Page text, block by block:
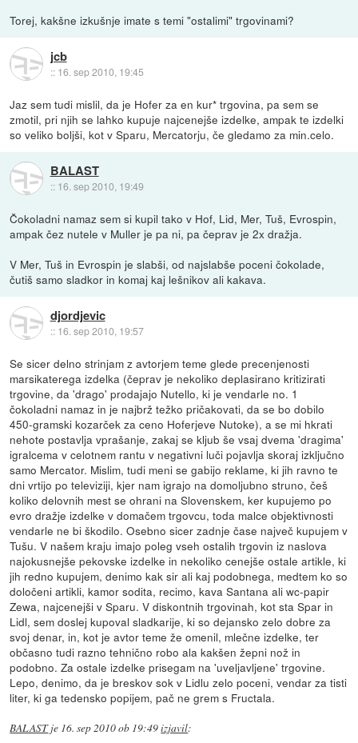
Torej, kakšne izkušnje imate s temi "ostalimi" trgovinami?
jcb
:: 16. sep 2010, 19:45
Jaz sem tudi mislil, da je Hofer za en kur* trgovina, pa sem se
zmotil, pri njih se lahko kupuje najcenejše izdelke, ampak te izdelki
so veliko boljši, kot v Sparu, Mercatorju, če gledamo za min.celo.
BALAST
:: 16. sep 2010, 19:49
Čokoladni namaz sem si kupil tako v Hof, Lid, Mer, Tuš, Evrospin,
ampak čez nutele v Muller je pa ni, pa čeprav je 2x dražja.
V Mer, Tuš in Evrospin je slabši, od najslabše poceni čokolade,
čutiš samo sladkor in komaj kaj lešnikov ali kakava.
djordjevic
:: 16. sep 2010, 19:57
Se sicer delno strinjam z avtorjem teme glede precenjenosti
marsikaterega izdelka (čeprav je nekoliko deplasirano kritizirati
trgovine, da 'drago' prodajajo Nutello, ki je vendarle no. 1
čokoladni namaz in je najbrž težko pričakovati, da se bo dobilo
450-gramski kozarček za ceno Hoferjeve Nutoke), a se mi hkrati
nehote postavlja vprašanje, zakaj se kljub še vsaj dvema 'dragima'
igralcema v celotnem rantu v negativni luči pojavlja skoraj izključno
samo Mercator. Mislim, tudi meni se gabijo reklame, ki jih ravno te
dni vrtijo po televiziji, kjer nam igrajo na domoljubno struno, češ
koliko delovnih mest se ohrani na Slovenskem, ker kupujemo po
evro dražje izdelke v domačem trgovcu, toda malce objektivnosti
vendarle ne bi škodilo. Osebno sicer zadnje čase največ kupujem v
Tušu. V našem kraju imajo poleg vseh ostalih trgovin iz naslova
najokusnejše pekovske izdelke in nekoliko cenejše ostale artikle, ki
jih redno kupujem, denimo kak sir ali kaj podobnega, medtem ko so
določeni artikli, kamor sodita, recimo, kava Santana ali wc-papir
Zewa, najcenejši v Sparu. V diskontnih trgovinah, kot sta Spar in
Lidl, sem doslej kupoval sladkarije, ki so dejansko zelo dobre za
svoj denar, in, kot je avtor teme že omenil, mlečne izdelke, ter
občasno tudi razno tehnično robo ala kakšen žepni nož in
podobno. Za ostale izdelke prisegam na 'uveljavljene' trgovine.
Lepo, denimo, da je breskov sok v Lidlu zelo poceni, vendar za tisti
liter, ki ga tedensko popijem, pač ne grem s Fructala.
BALASTje 16. sep 2010 ob 19:49izjavil: